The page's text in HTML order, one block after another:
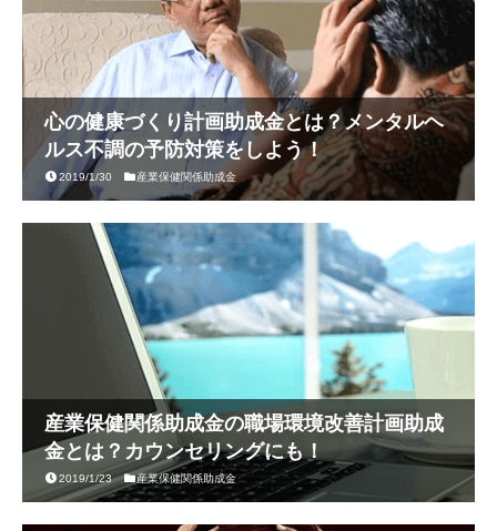
心の健康づくり計画助成金とは？メンタルヘ
ルス不調の予防対策をしよう！
2019/1/30 産業保健関係助成金
産業保健関係助成金の職場環境改善計画助成
金とは？カウンセリングにも！
2019/1/23 産業保健関係助成金